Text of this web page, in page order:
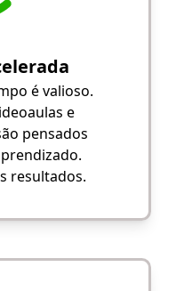
é valioso.
e
pensados
resultados.